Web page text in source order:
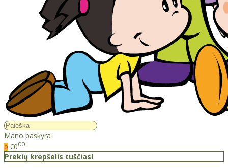
Mano paskyra
0 €000
Prekių krepšelis tuščias!